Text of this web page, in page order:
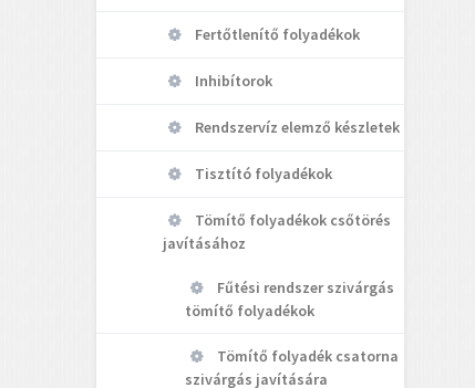
Fertőtlenítő folyadékok
Inhibítorok
Rendszervíz elemző készletek
Tisztító folyadékok
Tömítő folyadékok csőtörés
javításához
Fűtési rendszer szivárgás
tömítő folyadékok
Tömítő folyadék csatorna
szivárgás javítására